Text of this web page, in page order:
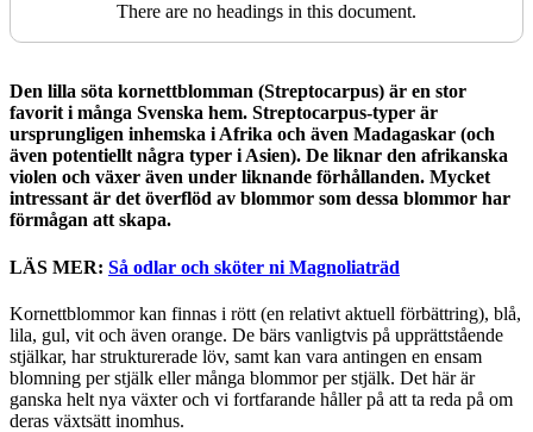
There are no headings in this document.
Den lilla söta kornettblomman (Streptocarpus) är en stor
favorit i många Svenska hem. Streptocarpus-typer är
ursprungligen inhemska i Afrika och även Madagaskar (och
även potentiellt några typer i Asien). De liknar den afrikanska
violen och växer även under liknande förhållanden. Mycket
intressant är det överflöd av blommor som dessa blommor har
förmågan att skapa.
LÄS MER: Så odlar och sköter ni Magnoliaträd
Kornettblommor kan finnas i rött (en relativt aktuell förbättring), blå,
lila, gul, vit och även orange. De bärs vanligtvis på upprättstående
stjälkar, har strukturerade löv, samt kan vara antingen en ensam
blomning per stjälk eller många blommor per stjälk. Det här är
ganska helt nya växter och vi fortfarande håller på att ta reda på om
deras växtsätt inomhus.